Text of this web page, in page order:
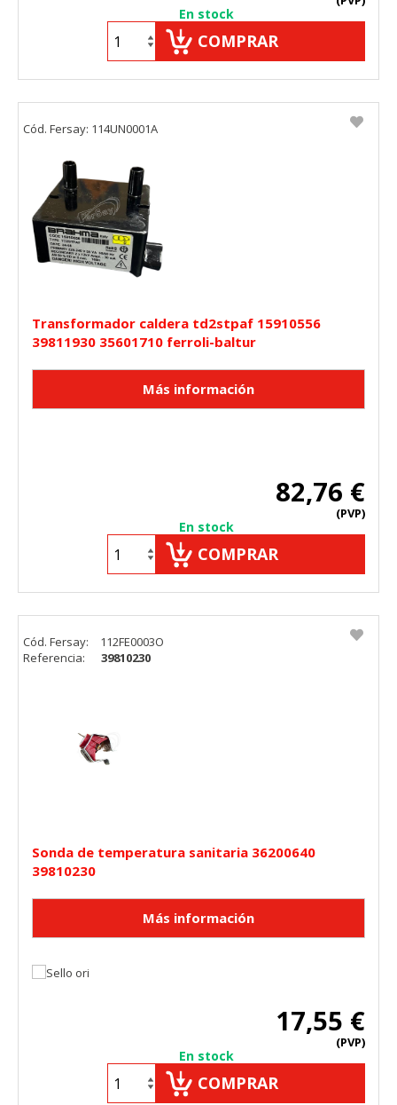
En stock
COMPRAR
Transformador caldera td2stpaf 15910556
39811930 35601710 ferroli-baltur
82,76 €
(PVP)
En stock
COMPRAR
Cód. Fersay: 114UN0001A
Sonda de temperatura sanitaria 36200640
39810230
17,55 €
(PVP)
En stock
COMPRAR
Cód. Fersay:
112FE0003O
Referencia:
39810230